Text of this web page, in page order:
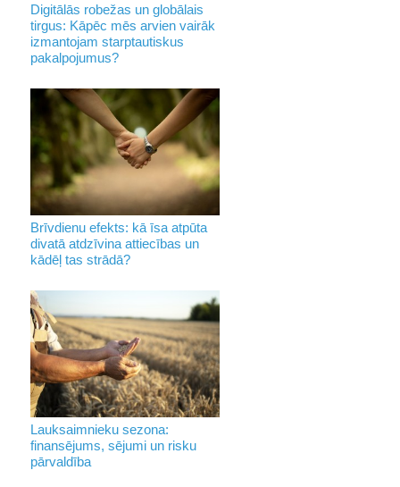
Digitālās robežas un globālais
tirgus: Kāpēc mēs arvien vairāk
izmantojam starptautiskus
pakalpojumus?
Brīvdienu efekts: kā īsa atpūta
divatā atdzīvina attiecības un
kādēļ tas strādā?
Lauksaimnieku sezona:
finansējums, sējumi un risku
pārvaldība